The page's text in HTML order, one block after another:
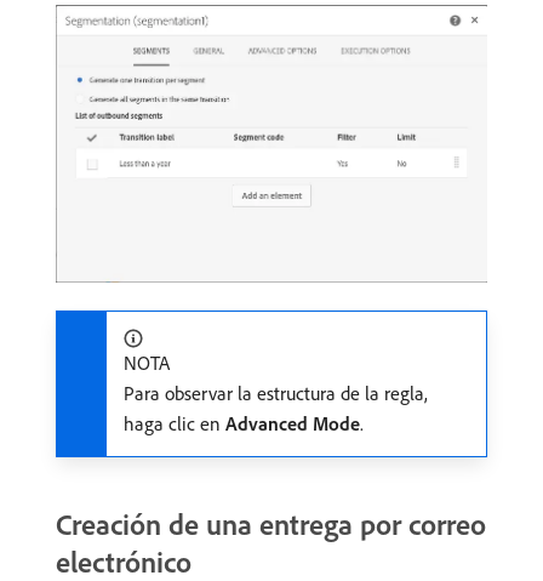
NOTA
Para observar la estructura de la regla,
haga clic en Advanced Mode.
Creación de una entrega por correo
electrónico